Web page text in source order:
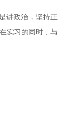
讲政治，坚持正
在实习的同时，与